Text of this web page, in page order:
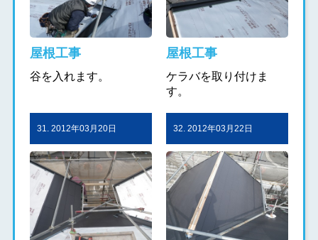
屋根工事
谷を入れます。
屋根工事
ケラバを取り付けま
す。
31. 2012年03月20日 32. 2012年03月22日